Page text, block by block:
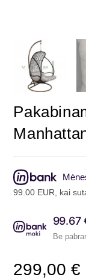
kai sutartis
99.67
Be
299,00€